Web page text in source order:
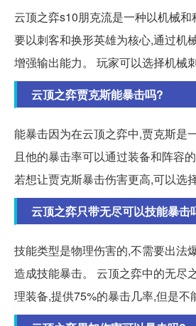
云顶之弈s10朋克流是一种以机械
要以刺客和换形英雄为核心,通过机
增强输出能力。 玩家可以选择机械
云顶之弈贾克斯能暴击吗?
能暴击因为在云顶之弈中,贾克斯是
且他的暴击率可以通过装备和阵容
若想让贾克斯暴击伤害更高,可以选择
云顶之弈只带无尽可以技能暴击
技能类型是物理伤害的,不需要出法
造成技能暴击。 云顶之弈中的无尽
理装备,提供75%的暴击几率,但是不